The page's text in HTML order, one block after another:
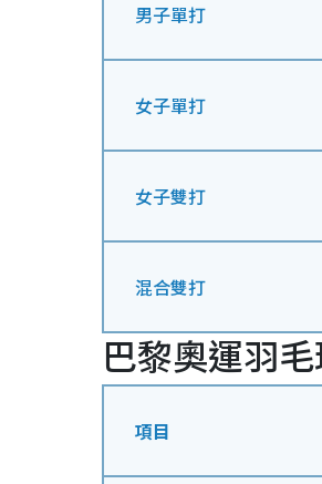
男子單打
女子單打
女子雙打
混合雙打
巴黎奧運羽
項目